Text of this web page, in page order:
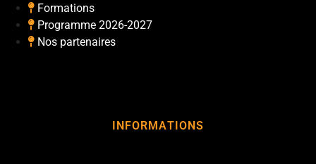
Formations
Programme 2026-2027
Nos partenaires
INFORMATIONS